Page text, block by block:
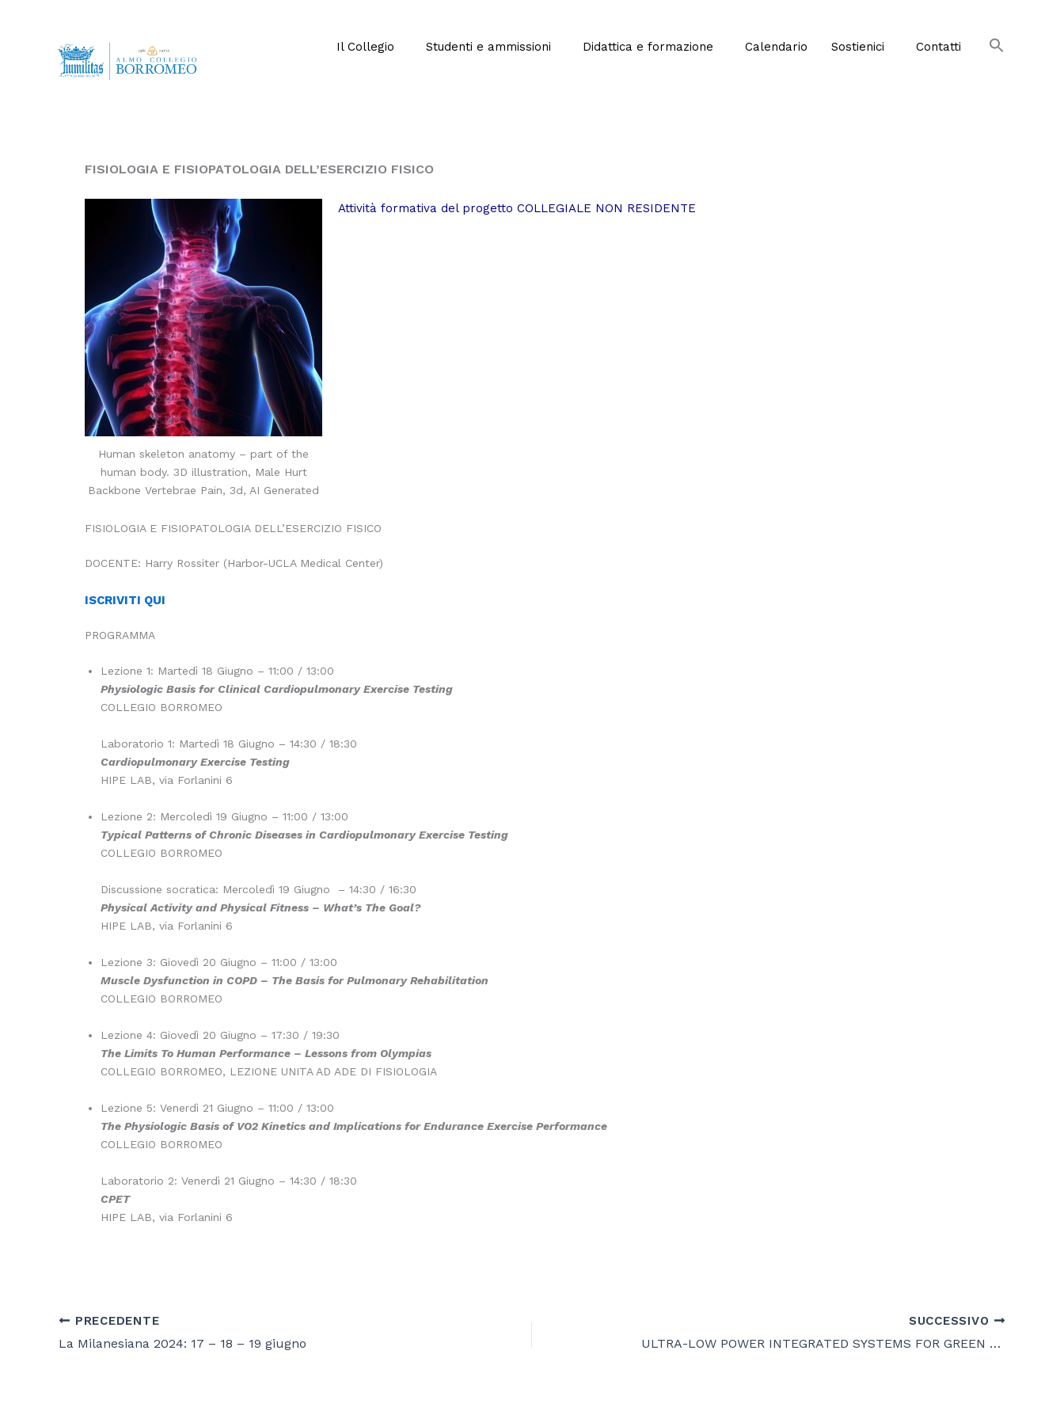
Il Collegio Studenti e ammissioni Didattica e formazione Calendario Sostienici Contatti
FISIOLOGIA E FISIOPATOLOGIA DELL’ESERCIZIO FISICO
Human skeleton anatomy – part of the
human body. 3D illustration, Male Hurt
Backbone Vertebrae Pain, 3d, AI Generated
Attività formativa del progetto COLLEGIALE NON RESIDENTE
FISIOLOGIA E FISIOPATOLOGIA DELL’ESERCIZIO FISICO
DOCENTE: Harry Rossiter (Harbor-UCLA Medical Center)
ISCRIVITI QUI
PROGRAMMA
Lezione 1: Martedì 18 Giugno – 11:00 / 13:00
Physiologic Basis for Clinical Cardiopulmonary Exercise Testing
COLLEGIO BORROMEO
Laboratorio 1: Martedì 18 Giugno – 14:30 / 18:30
Cardiopulmonary Exercise Testing
HIPE LAB, via Forlanini 6
Lezione 2: Mercoledì 19 Giugno – 11:00 / 13:00
Typical Patterns of Chronic Diseases in Cardiopulmonary Exercise Testing
COLLEGIO BORROMEO
Discussione socratica: Mercoledì 19 Giugno – 14:30 / 16:30
Physical Activity and Physical Fitness – What’s The Goal?
HIPE LAB, via Forlanini 6
Lezione 3: Giovedì 20 Giugno – 11:00 / 13:00
Muscle Dysfunction in COPD – The Basis for Pulmonary Rehabilitation
COLLEGIO BORROMEO
Lezione 4: Giovedì 20 Giugno – 17:30 / 19:30
The Limits To Human Performance – Lessons from Olympias
COLLEGIO BORROMEO, LEZIONE UNITA AD ADE DI FISIOLOGIA
Lezione 5: Venerdì 21 Giugno – 11:00 / 13:00
The Physiologic Basis of VO2 Kinetics and Implications for Endurance Exercise Performance
COLLEGIO BORROMEO
Laboratorio 2: Venerdì 21 Giugno – 14:30 / 18:30
CPET
HIPE LAB, via Forlanini 6
PRECEDENTE
La Milanesiana 2024: 17 – 18 – 19 giugno
SUCCESSIVO
ULTRA-LOW POWER INTEGRATED SYSTEMS FOR GREEN GROWTH TO THE TRILLION SCALE